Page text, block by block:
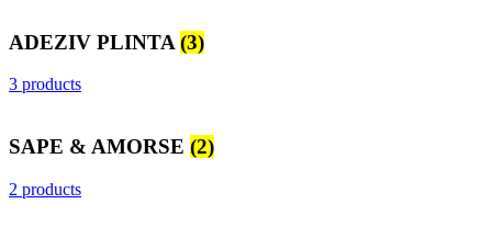
ADEZIV PLINTA (3)
3 products
SAPE & AMORSE (2)
2 products